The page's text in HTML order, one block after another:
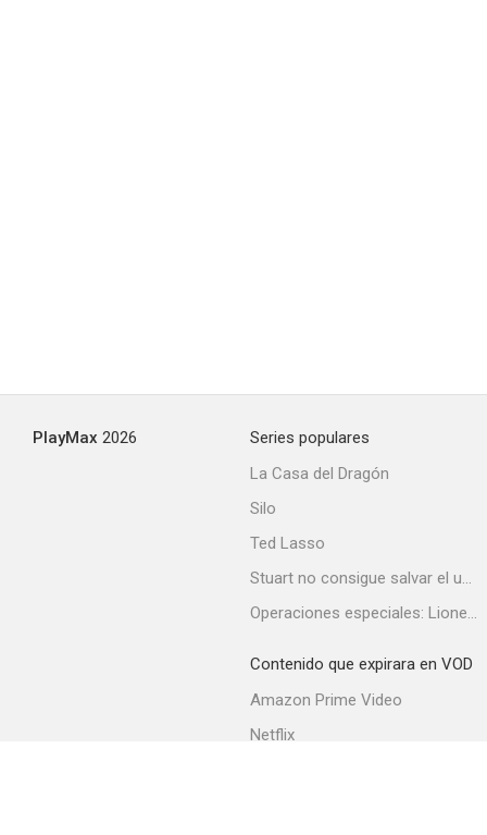
PlayMax 2026
Series populares
La Casa del Dragón
Silo
Ted Lasso
Stuart no consigue salvar el universo
Operaciones especiales: Lioness
Contenido que expirara en VOD
Amazon Prime Video
Netflix